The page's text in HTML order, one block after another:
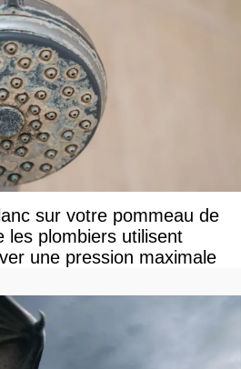
sur votre pommeau de
les plombiers utilisent
une pression maximale